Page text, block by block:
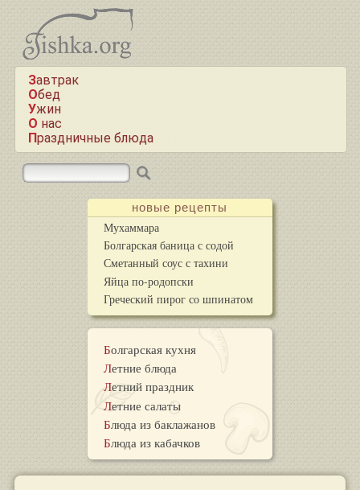
Завтрак
Обед
Ужин
О нас
Праздничные блюда
новые рецепты
Мухаммара
Болгарская баница с содой
Сметанный соус с тахини
Яйца по-родопски
Греческий пирог со шпинатом
Болгарская кухня
Летние блюда
Летний праздник
Летние салаты
Блюда из баклажанов
Блюда из кабачков